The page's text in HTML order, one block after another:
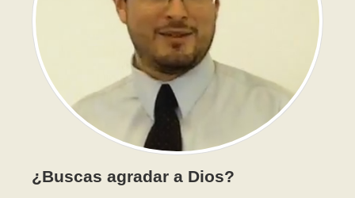
¿Buscas agradar a Dios?